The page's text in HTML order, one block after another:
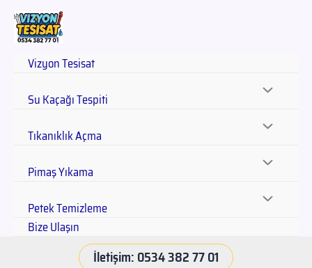
Vizyon Tesisat
Su Kaçağı Tespiti
Tıkanıklık Açma
Pimaş Yıkama
Petek Temizleme
Bize Ulaşın
İletişim: 0534 382 77 01